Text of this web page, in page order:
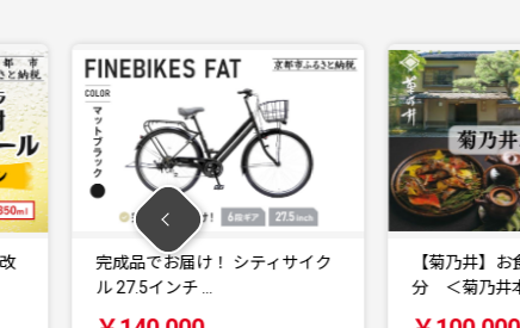
シティサイク
【菊乃井】お食事券 30,000円